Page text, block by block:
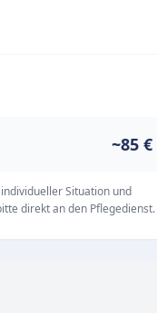
zu ermöglichen.
12 in 80993
das zuverlässige
~85 €
Situation und
direkt an den Pflegedienst.